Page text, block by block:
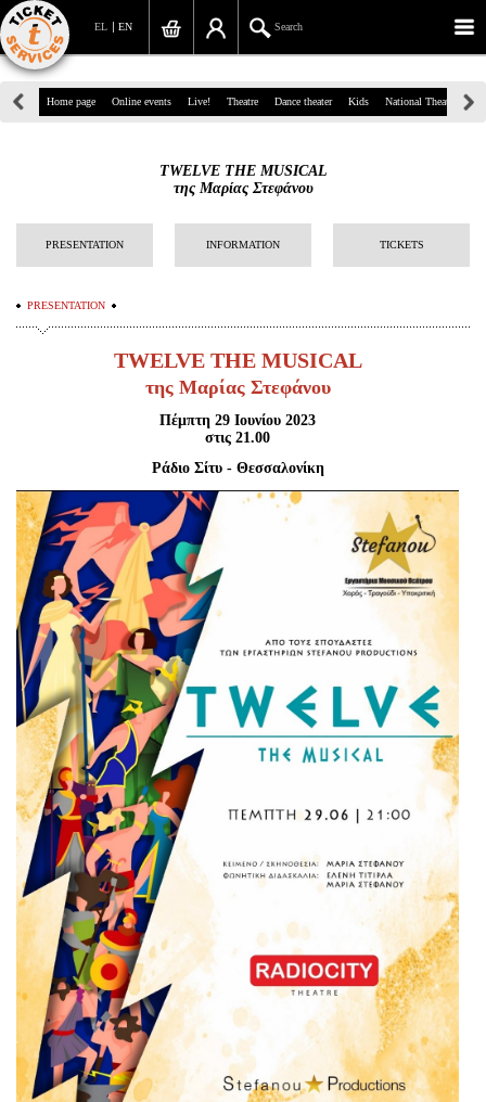
EN
EL Search
39, Panepistimiou Str, Athens
info@ticketservices.gr
Search
Sign up/Sign in
Search your order
Personal Data
Information
Είσοδος διαχειριστή
Home page Online events Live! Theatre Dance theater Kids National Theatre
TWELVE THE MUSICAL
της Μαρίας Στεφάνου
PRESENTATION INFORMATION TICKETS
PRESENTATION
TWELVE THE MUSICAL
της Μαρίας Στεφάνου
Πέμπτη 29 Ιουνίου 2023
στις 21.00
Ράδιο Σίτυ - Θεσσαλονίκη